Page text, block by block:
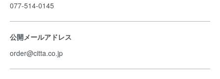
077-514-0145
公開メールアドレス
order@citta.co.jp